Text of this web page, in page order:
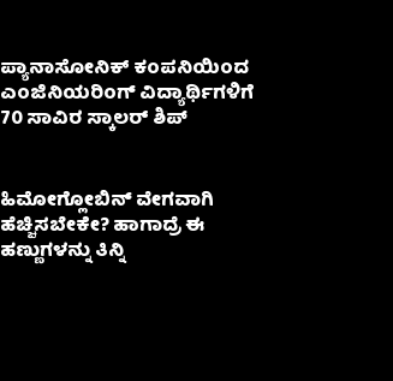
ಪ್ಯಾನಾಸೋನಿಕ್ ಕಂಪನಿಯಿಂದ
ಎಂಜಿನಿಯರಿಂಗ್ ವಿದ್ಯಾರ್ಥಿಗಳಿಗೆ
70 ಸಾವಿರ ಸ್ಕಾಲರ್ ಶಿಪ್
ಹಿಮೋಗ್ಲೋಬಿನ್ ವೇಗವಾಗಿ
ಹೆಚ್ಚಿಸಬೇಕೇ? ಹಾಗಾದ್ರೆ ಈ
ಹಣ್ಣುಗಳನ್ನು ತಿನ್ನಿ